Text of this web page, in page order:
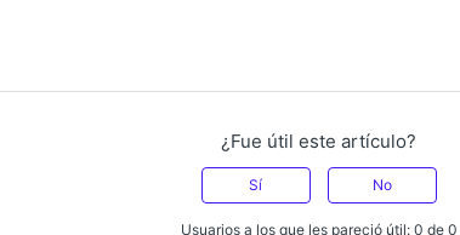
¿Fue útil este artículo?
Sí No
Usuarios a los que les pareció útil: 0 de 0